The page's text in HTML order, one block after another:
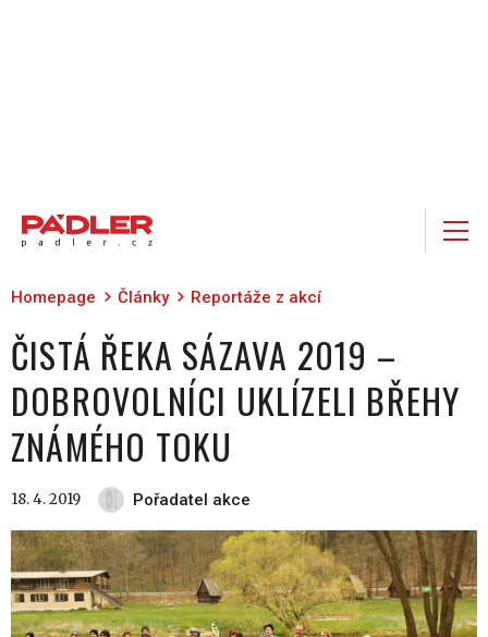
Homepage Články Reportáže z akcí
ČISTÁ ŘEKA SÁZAVA 2019 –
DOBROVOLNÍCI UKLÍZELI BŘEHY
ZNÁMÉHO TOKU
18. 4. 2019 Pořadatel akce